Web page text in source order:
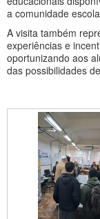
a comunidade
A visita também
experiências e
oportunizando aos
das possibilidades